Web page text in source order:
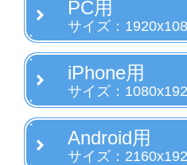
PC用
サイズ：
iPhone用
サイズ：
Android用
サイズ：